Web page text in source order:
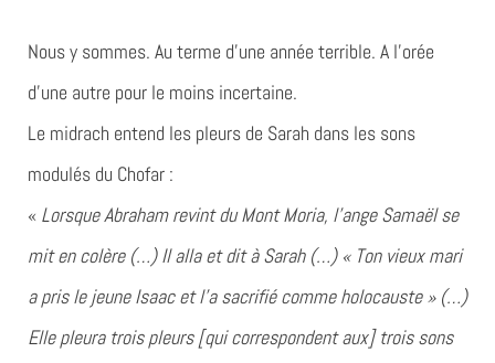
Nous y sommes. Au terme d’une année terrible. A l’orée
d’une autre pour le moins incertaine.
Le midrach entend les pleurs de Sarah dans les sons
modulés du Chofar :
« Lorsque Abraham revint du Mont Moria, l’ange Samaël se
mit en colère (…) Il alla et dit à Sarah (…) « Ton vieux mari
a pris le jeune Isaac et l’a sacrifié comme holocauste » (…)
Elle pleura trois pleurs [qui correspondent aux] trois sons